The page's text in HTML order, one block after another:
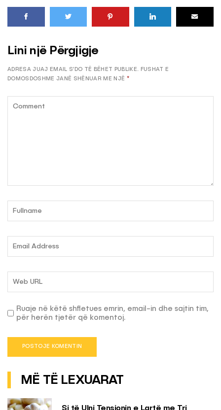
Lini një Përgjigje
ADRESA JUAJ EMAIL S’DO TË BËHET PUBLIKE. FUSHAT E
DOMOSDOSHME JANË SHËNUAR ME NJË *
Ruaje në këtë shfletues emrin, email-in dhe sajtin tim,
për herën tjetër që komentoj.
MË TË LEXUARAT